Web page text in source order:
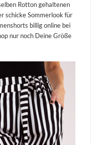
Rotton gehaltenen
schicke Sommerlook für
billig online bei
nur noch Deine Größe